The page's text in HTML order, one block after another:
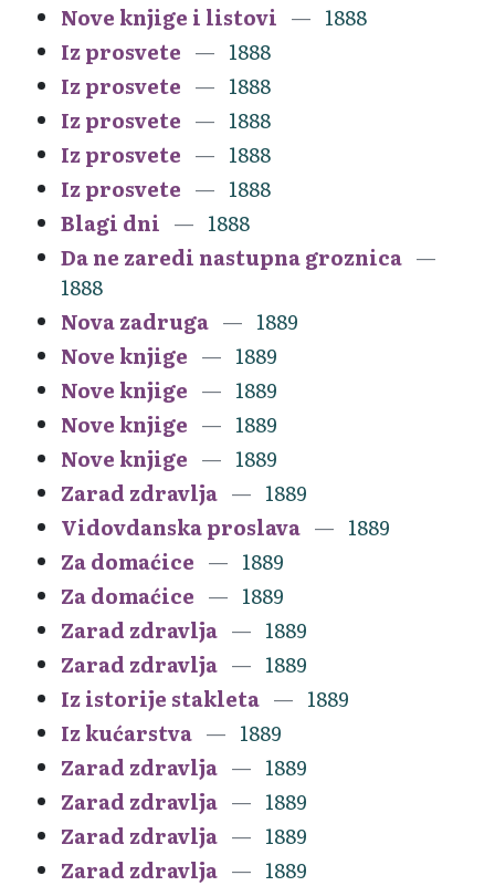
Nove knjige i listovi
1888
Iz prosvete
1888
Iz prosvete
1888
Iz prosvete
1888
Iz prosvete
1888
Iz prosvete
1888
Blagi dni
1888
Da ne zaredi nastupna groznica
1888
Nova zadruga
1889
Nove knjige
1889
Nove knjige
1889
Nove knjige
1889
Nove knjige
1889
Zarad zdravlja
1889
Vidovdanska proslava
1889
Za domaćice
1889
Za domaćice
1889
Zarad zdravlja
1889
Zarad zdravlja
1889
Iz istorije stakleta
1889
Iz kućarstva
1889
Zarad zdravlja
1889
Zarad zdravlja
1889
Zarad zdravlja
1889
Zarad zdravlja
1889